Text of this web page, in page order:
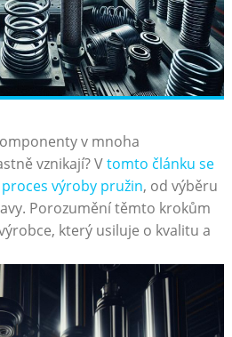
⁣v ⁢mnoha
‌vznikají? ‌V​tomto⁤ článku se
výroby ‍pružin, od výběru
Porozumění těmto krokům
který usiluje o ​kvalitu a